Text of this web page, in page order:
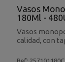
Vasos
180Ml -
Vasos
calidad, con